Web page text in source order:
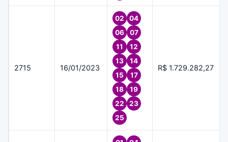
2715 16/01/2023
02
04
06
07
11
12
13
14
15
17
18
19
22
23
25
R$ 1.729.282,27